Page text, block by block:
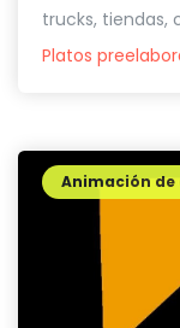
trucks, tiendas,
Platos
Animación de